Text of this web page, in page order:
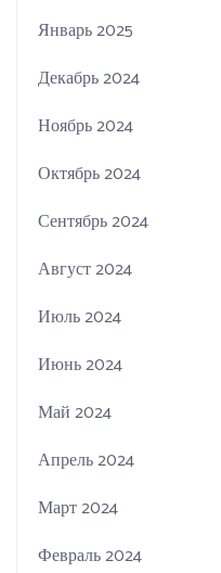
Январь 2025
Декабрь 2024
Ноябрь 2024
Октябрь 2024
Сентябрь 2024
Август 2024
Июль 2024
Июнь 2024
Май 2024
Апрель 2024
Март 2024
Февраль 2024